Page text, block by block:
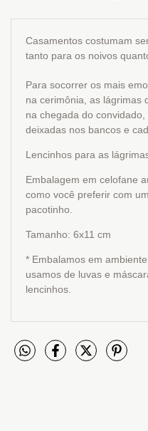
Casamentos costumam
tanto para os noivos
Para socorrer os mais
na cerimônia, as lágrimas
na chegada do
deixadas nos bancos e
Lencinhos para as
Embalagem em celofane
como você preferir com
pacotinho.
Tamanho: 6x11 cm
* Embalamos em
usamos de luvas e
lencinhos.